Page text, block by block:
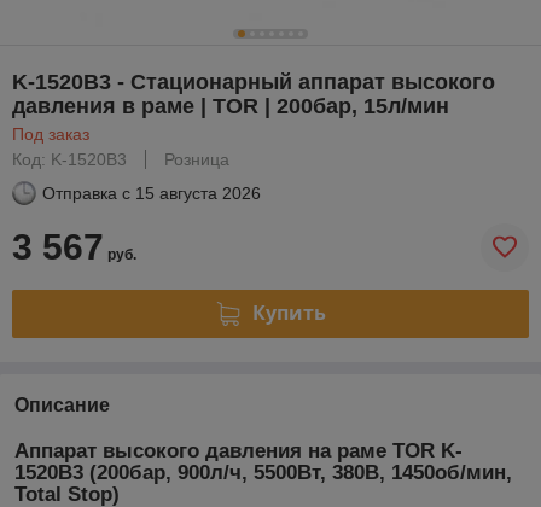
K-1520B3 - Стационарный аппарат высокого
давления в раме | TOR | 200бар, 15л/мин
Под заказ
Код: K-1520B3
Розница
Отправка с 15 августа 2026
3 567 руб.
Купить
Описание
Аппарат высокого давления на раме TOR K-
1520B3 (200бар, 900л/ч, 5500Вт, 380В, 1450об/мин,
Total Stop)